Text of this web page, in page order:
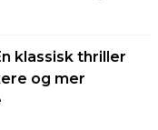
klassisk thriller
og mer